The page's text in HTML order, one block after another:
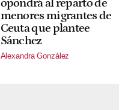
opondrá al reparto de
menores migrantes de
Ceuta que plantee
Sánchez
Alexandra González